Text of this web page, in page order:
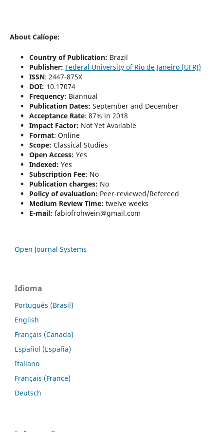
About Calíope:
Country of Publication: Brazil
Publisher: Federal University of Rio de Janeiro (UFRJ)
ISSN: 2447-875X
DOI: 10.17074
Frequency: Biannual
Publication Dates: September and December
Acceptance Rate: 87% in 2018
Impact Factor: Not Yet Available
Format: Online
Scope: Classical Studies
Open Access: Yes
Indexed: Yes
Subscription Fee: No
Publication charges: No
Policy of evaluation: Peer-reviewed/Refereed
Medium Review Time: twelve weeks
E-mail: fabiofrohwein@gmail.com
Open Journal Systems
Idioma
Português (Brasil)
English
Français (Canada)
Español (España)
Italiano
Français (France)
Deutsch